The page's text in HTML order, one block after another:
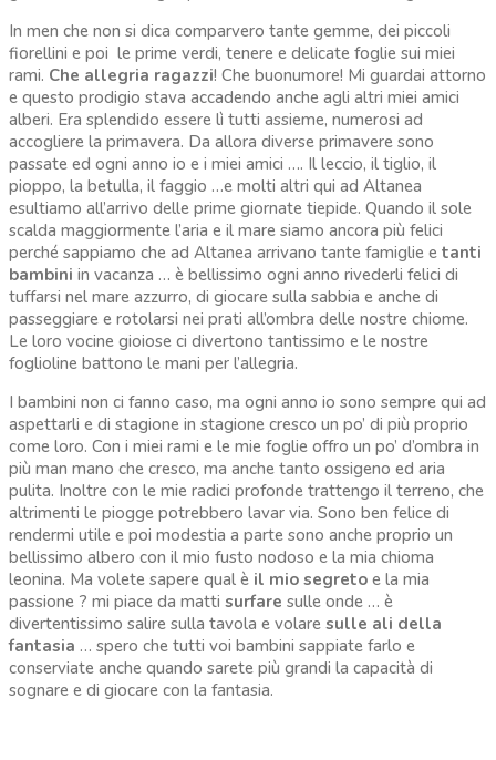
In men che non si dica comparvero tante gemme, dei piccoli
fiorellini e poi le prime verdi, tenere e delicate foglie sui miei
rami. Che allegria ragazzi! Che buonumore! Mi guardai attorno
e questo prodigio stava accadendo anche agli altri miei amici
alberi. Era splendido essere lì tutti assieme, numerosi ad
accogliere la primavera. Da allora diverse primavere sono
passate ed ogni anno io e i miei amici …. Il leccio, il tiglio, il
pioppo, la betulla, il faggio …e molti altri qui ad Altanea
esultiamo all’arrivo delle prime giornate tiepide. Quando il sole
scalda maggiormente l’aria e il mare siamo ancora più felici
perché sappiamo che ad Altanea arrivano tante famiglie e tanti
bambini in vacanza … è bellissimo ogni anno rivederli felici di
tuffarsi nel mare azzurro, di giocare sulla sabbia e anche di
passeggiare e rotolarsi nei prati all’ombra delle nostre chiome.
Le loro vocine gioiose ci divertono tantissimo e le nostre
foglioline battono le mani per l’allegria.
I bambini non ci fanno caso, ma ogni anno io sono sempre qui ad
aspettarli e di stagione in stagione cresco un po’ di più proprio
come loro. Con i miei rami e le mie foglie offro un po’ d’ombra in
più man mano che cresco, ma anche tanto ossigeno ed aria
pulita. Inoltre con le mie radici profonde trattengo il terreno, che
altrimenti le piogge potrebbero lavar via. Sono ben felice di
rendermi utile e poi modestia a parte sono anche proprio un
bellissimo albero con il mio fusto nodoso e la mia chioma
leonina. Ma volete sapere qual è il mio segreto e la mia
passione ? mi piace da matti surfare sulle onde … è
divertentissimo salire sulla tavola e volare sulle ali della
fantasia … spero che tutti voi bambini sappiate farlo e
conserviate anche quando sarete più grandi la capacità di
sognare e di giocare con la fantasia.